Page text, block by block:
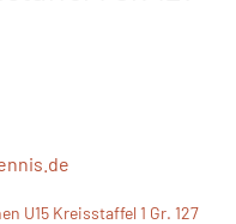
U15 Kreisstaffel 1 Gr. 127